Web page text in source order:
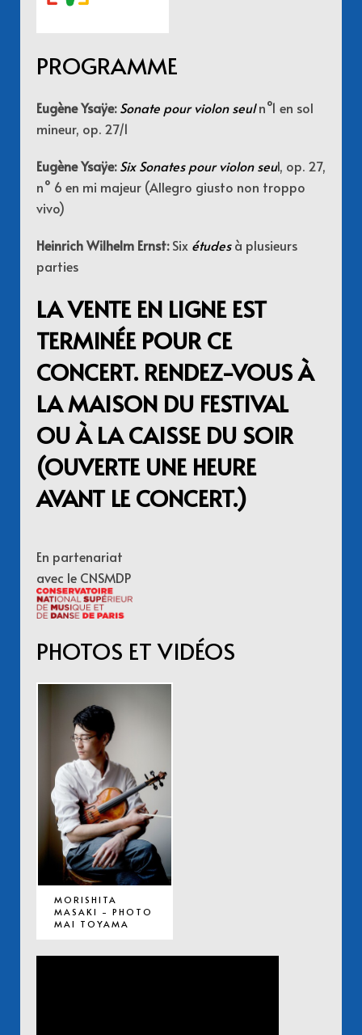
PROGRAMME
Eugène Ysaÿe:Sonate pour violon seuln°1 en sol
mineur, op. 27/1
Eugène Ysaÿe: Six Sonates pour violon seul, op. 27,
n° 6 en mi majeur (Allegro giusto non troppo
vivo)
Heinrich Wilhelm Ernst:Six étudesà plusieurs
parties
LA VENTE EN LIGNE EST
TERMINÉE POUR CE
CONCERT. RENDEZ-VOUS À
LA MAISON DU FESTIVAL
OU À LA CAISSE DU SOIR
(OUVERTE UNE HEURE
AVANT LE CONCERT.)
En partenariat
avec le CNSMDP
PHOTOS ET VIDÉOS
MORISHITA
MASAKI - PHOTO
MAI TOYAMA